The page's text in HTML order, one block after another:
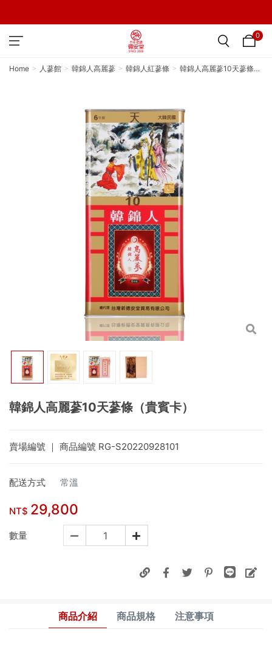
0
Home 人蔘館 韓錦人高麗蔘 韓錦人紅蔘條
韓錦人高麗蔘10天蔘條
韓錦人高麗蔘10天蔘條（貴賓卡）
賣場編號 ｜ 商品編號 RG-S20220928101
配送方式 常溫
NT$ 29,800
數量
商品介紹 商品規格 注意事項